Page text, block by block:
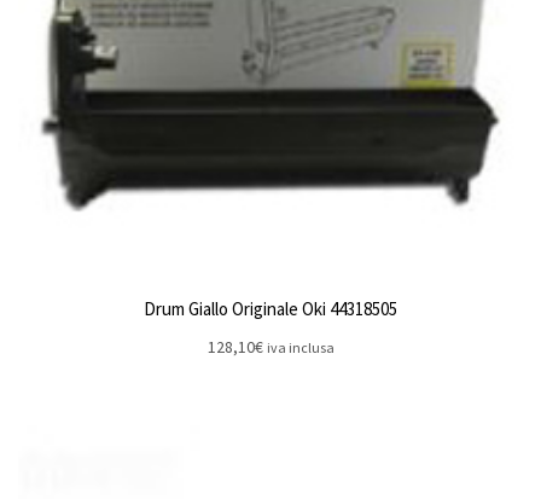
Drum Giallo Originale Oki 44318505
128,10€ iva inclusa